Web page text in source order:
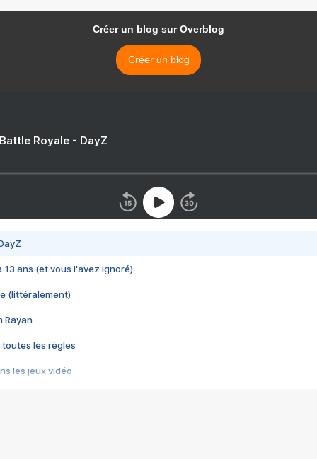
Créer un blog sur Overblog
Créer un blog
Royale - DayZ
13 ans (et vous l'avez ignoré)
(littéralement)
Rayan
toutes les règles
les jeux vidéo